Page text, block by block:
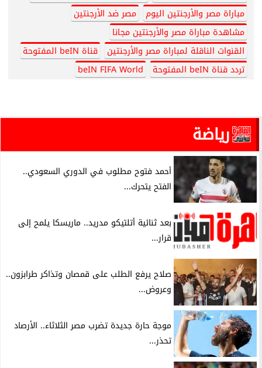
مباراة مصر والأرجنتين اليوم
مصر ضد الأرجنتين
مشاهدة مباراة مصر والأرجنتين مجانا
القنوات الناقلة لمباراة مصر والأرجنتين
قناة beIN المفتوحة
تردد قناة beIN المفتوحة
beIN FIFA World
رياضة
أحمد فتوح مطلوب في الدوري السعودي..
الفتح يتحرك...
بعد ثنائية أتلتيكو مدريد.. ماريسكا يلمح إلى
قرار...
صلاح يرفع الطلب على قمصان وتذاكر طرابزون..
وعروض...
موجة حارة جديدة تضرب مصر الثلاثاء.. الأرصاد
تحذر...